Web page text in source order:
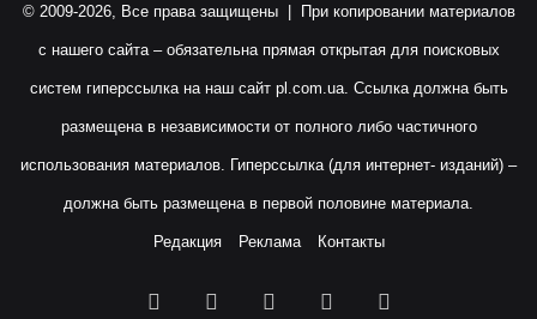
© 2009-2026, Все права защищены | При копировании материалов
с нашего сайта – обязательна прямая открытая для поисковых
систем гиперссылка на наш сайт pl.com.ua. Ссылка должна быть
размещена в независимости от полного либо частичного
использования материалов. Гиперссылка (для интернет- изданий) –
должна быть размещена в первой половине материала.
Редакция Реклама Контакты
Facebook YouTubeInstagram